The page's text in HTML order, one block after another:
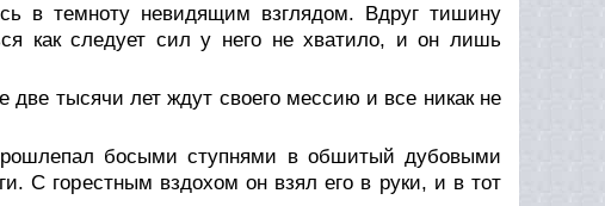
в темноту невидящим взглядом. Вдруг тишину
как следует сил у него не хватило, и он лишь
тысячи лет ждут своего мессию и все никак не
босыми ступнями в обшитый дубовыми
С горестным вздохом он взял его в руки, и в тот